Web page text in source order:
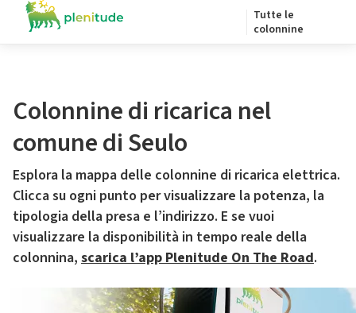
Tutte le
colonnine
Colonnine di ricarica nel
comune di Seulo
Esplora la mappa delle colonnine di ricarica elettrica.
Clicca su ogni punto per visualizzare la potenza, la
tipologia della presa e l’indirizzo. E se vuoi
visualizzare la disponibilità in tempo reale della
colonnina, scarica l’app Plenitude On The Road.